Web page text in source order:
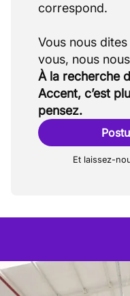
correspond.
Vous nous
À la recherche
Accent, c’est
pensez.
Et laissez-